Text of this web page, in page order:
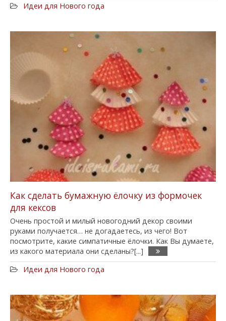
Идеи для Нового года
Как сделать бумажную ёлочку из формочек
для кексов
Очень простой и милый новогодний декор своими
руками получается… не догадаетесь, из чего! Вот
посмотрите, какие симпатичные ёлочки. Как Вы думаете,
из какого материала они сделаны?[...]
Идеи для Нового года